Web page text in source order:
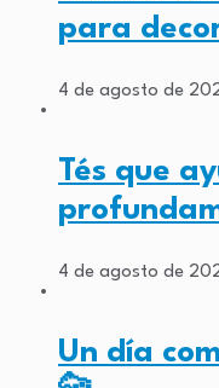
para
4 de agosto de
Tés que
4 de agosto de
Un día